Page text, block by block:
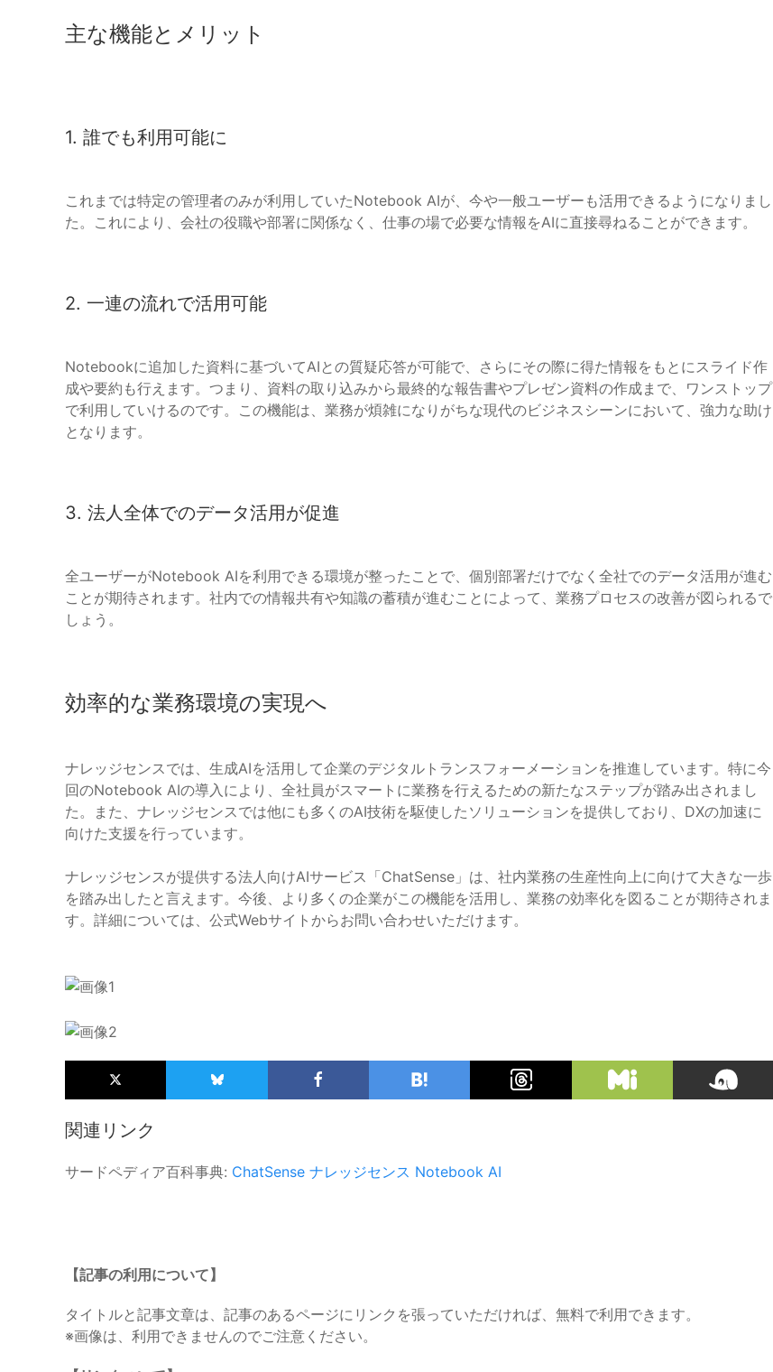
主な機能とメリット
1. 誰でも利用可能に
これまでは特定の管理者のみが利用していたNotebook AIが、今や一般ユーザーも活用できるようになりまし
た。これにより、会社の役職や部署に関係なく、仕事の場で必要な情報をAIに直接尋ねることができます。
2. 一連の流れで活用可能
Notebookに追加した資料に基づいてAIとの質疑応答が可能で、さらにその際に得た情報をもとにスライド作
成や要約も行えます。つまり、資料の取り込みから最終的な報告書やプレゼン資料の作成まで、ワンストップ
で利用していけるのです。この機能は、業務が煩雑になりがちな現代のビジネスシーンにおいて、強力な助け
となります。
3. 法人全体でのデータ活用が促進
全ユーザーがNotebook AIを利用できる環境が整ったことで、個別部署だけでなく全社でのデータ活用が進む
ことが期待されます。社内での情報共有や知識の蓄積が進むことによって、業務プロセスの改善が図られるで
しょう。
効率的な業務環境の実現へ
ナレッジセンスでは、生成AIを活用して企業のデジタルトランスフォーメーションを推進しています。特に今
回のNotebook AIの導入により、全社員がスマートに業務を行えるための新たなステップが踏み出されまし
た。また、ナレッジセンスでは他にも多くのAI技術を駆使したソリューションを提供しており、DXの加速に
向けた支援を行っています。
ナレッジセンスが提供する法人向けAIサービス「ChatSense」は、社内業務の生産性向上に向けて大きな一歩
を踏み出したと言えます。今後、より多くの企業がこの機能を活用し、業務の効率化を図ることが期待されま
す。詳細については、公式Webサイトからお問い合わせいただけます。
関連リンク
サードペディア百科事典: ChatSense ナレッジセンス Notebook AI
【記事の利用について】
タイトルと記事文章は、記事のあるページにリンクを張っていただければ、無料で利用できます。
※画像は、利用できませんのでご注意ください。